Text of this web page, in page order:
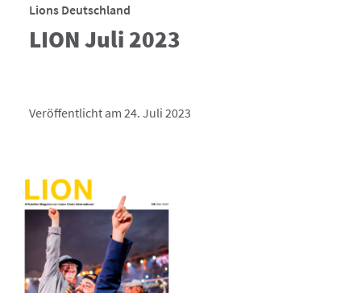
Lions Deutschland
LION Juli 2023
Veröffentlicht am 24. Juli 2023